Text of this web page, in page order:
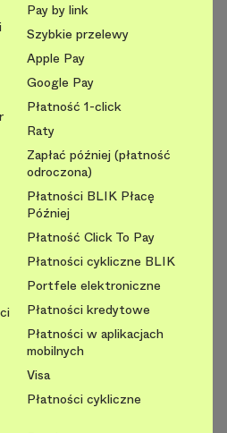
Pay by link
Szybkie przelewy
Apple Pay
Google Pay
Płatność 1-click
Raty
Zapłać później (płatność
odroczona)
Płatności BLIK Płacę
Później
Płatność Click To Pay
Płatności cykliczne BLIK
Portfele elektroniczne
Płatności kredytowe
Płatności w aplikacjach
mobilnych
Visa
Płatności cykliczne